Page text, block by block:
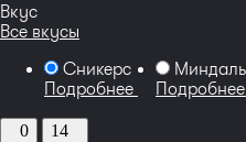
Вкус
Все вкусы
Сникерс
Подробнее
Подробнее
0 14